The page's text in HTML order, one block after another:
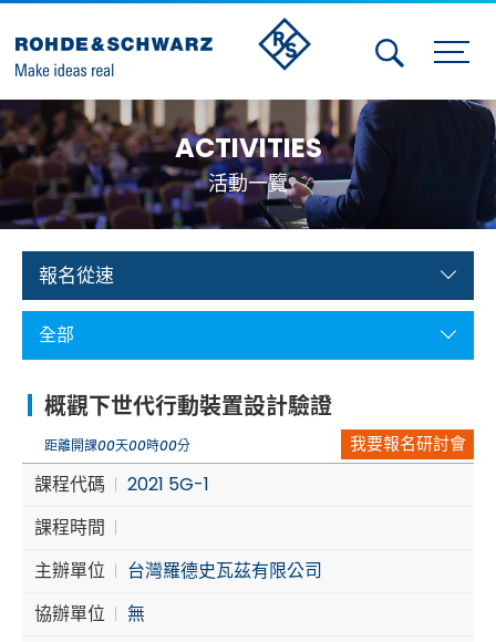
Activities
Contact Us
Member
Calendar
Member Login
Aerospace | Defense | Security
Broadcast and Media
Cybersecurity
ACTIVITIES
活動一覽
報名從速
全部
概觀下世代行動裝置設計驗證
距離開課00天00時00分 我要報名研討會
課程代碼
2021 5G-1
課程時間
主辦單位
台灣羅德史瓦茲有限公司
協辦單位
無